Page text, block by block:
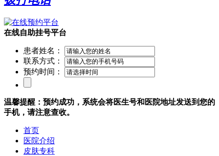
在线自助挂号平台
患者姓名：
联系方式：
预约时间：
温馨提醒：预约成功，系统会将医生号和医院地址发送到您的
手机，请注意查收。
首页
医院介绍
皮肤专科